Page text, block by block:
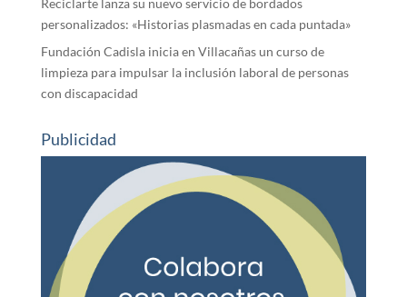
Reciclarte lanza su nuevo servicio de bordados
personalizados: «Historias plasmadas en cada puntada»
Fundación Cadisla inicia en Villacañas un curso de
limpieza para impulsar la inclusión laboral de personas
con discapacidad
Publicidad